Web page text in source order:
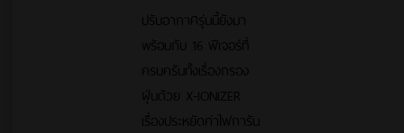
ปรับอากาศรุ่นนี้ยังมา
พร้อมกับ 16 ฟีเจอร์ที่
ครบครันทั้งเรื่องกรอง
ฝุ่นด้วย X-IONIZER
เรื่องประหยัดค่าไฟการัน